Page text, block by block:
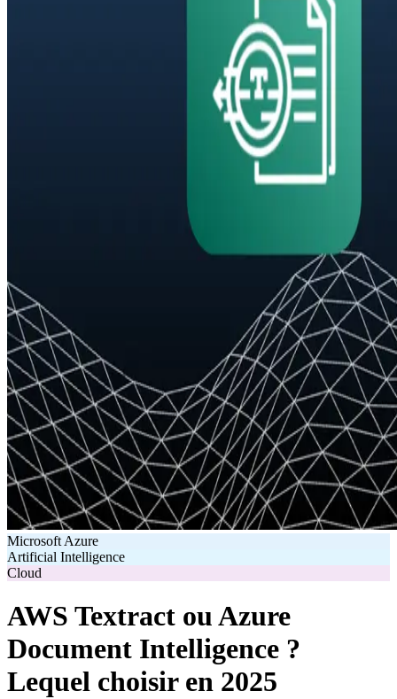
Microsoft Azure
Artificial Intelligence
Cloud
AWS Textract ou Azure
Document Intelligence ?
Lequel choisir en 2025